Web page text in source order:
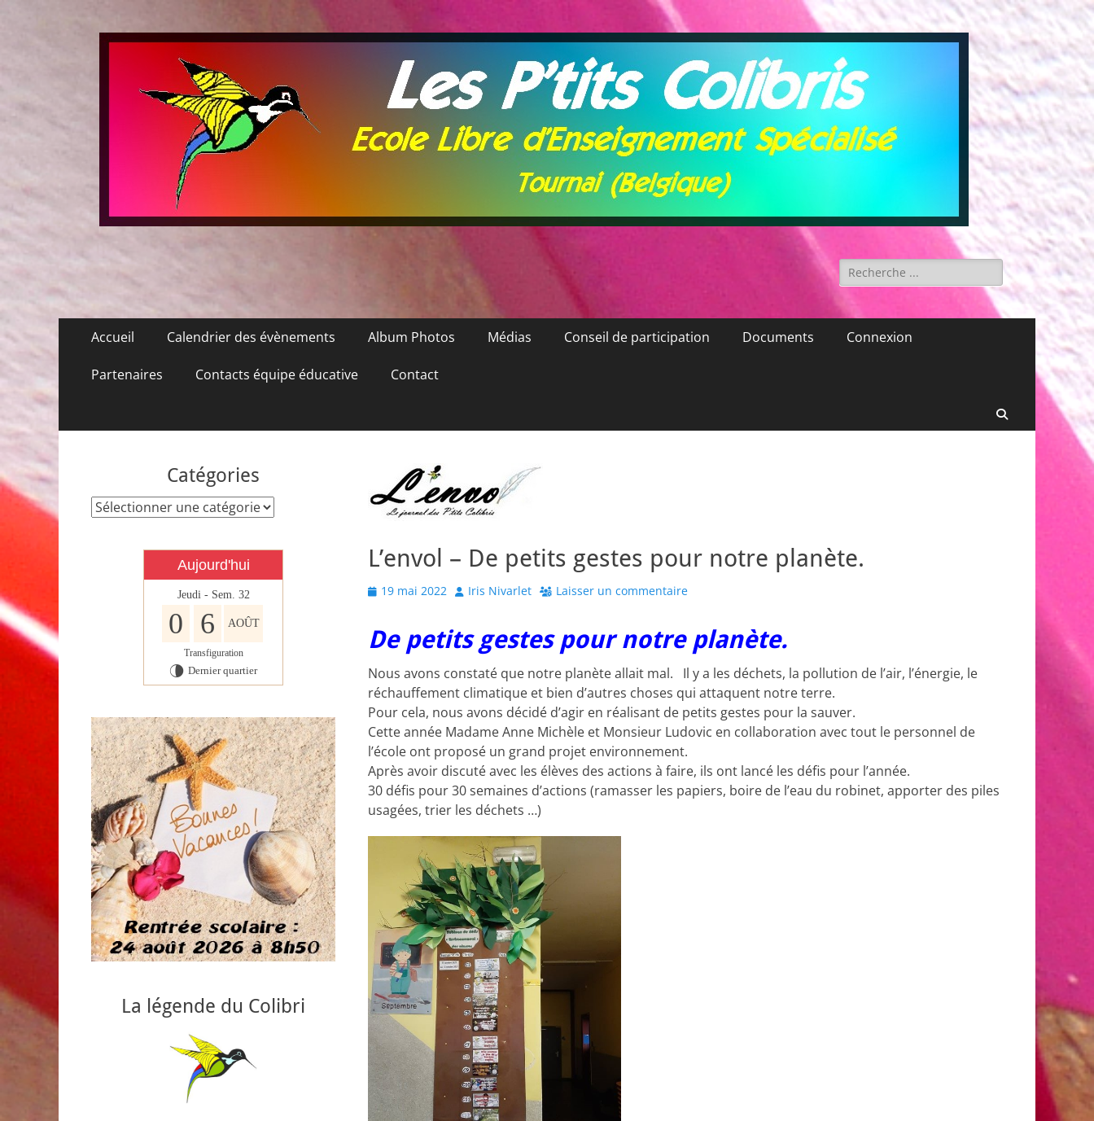
Les P'tits Colibris
Rechercher :
Menu
contenu
Accueil Calendrier des évènements Album Photos Médias Conseil de participation Documents Connexion
Partenaires Contacts équipe éducative Contact
Recherche
L’envol – De petits gestes pour notre planète.
Posted
19 mai 2022 Author
Iris Nivarlet Laisser un commentaire
De petits gestes pour notre planète.
Nous avons constaté que notre planète allait mal. Il y a les déchets, la pollution de l’air, l’énergie, le
réchauffement climatique et bien d’autres choses qui attaquent notre terre.
Pour cela, nous avons décidé d’agir en réalisant de petits gestes pour la sauver.
Cette année Madame Anne Michèle et Monsieur Ludovic en collaboration avec tout le personnel de
l’école ont proposé un grand projet environnement.
Après avoir discuté avec les élèves des actions à faire, ils ont lancé les défis pour l’année.
30 défis pour 30 semaines d’actions (ramasser les papiers, boire de l’eau du robinet, apporter des piles
usagées, trier les déchets …)
Catégories
Catégories
Aujourd'hui
Jeudi - Sem. 32
0 6 AOÛT
Transfiguration
U Dernier quartier
La légende du Colibri